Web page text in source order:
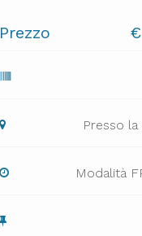
Prezzo
Presso
Modalità